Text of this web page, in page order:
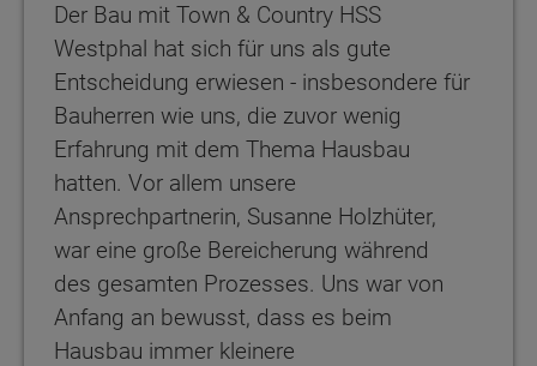
Der Bau mit Town & Country HSS
Westphal hat sich für uns als gute
Entscheidung erwiesen - insbesondere für
Bauherren wie uns, die zuvor wenig
Erfahrung mit dem Thema Hausbau
hatten. Vor allem unsere
Ansprechpartnerin, Susanne Holzhüter,
war eine große Bereicherung während
des gesamten Prozesses. Uns war von
Anfang an bewusst, dass es beim
Hausbau immer kleinere